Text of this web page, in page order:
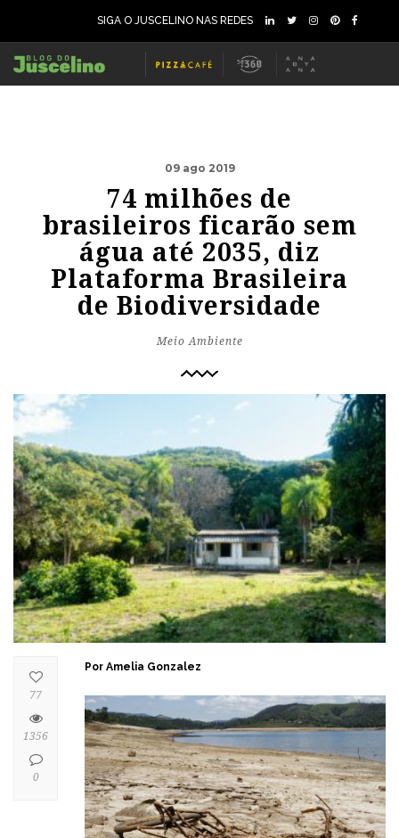
SIGA O JUSCELINO NAS REDES
09 ago 2019
74 milhões de
brasileiros ficarão sem
água até 2035, diz
Plataforma Brasileira
de Biodiversidade
Meio Ambiente
Por Amelia Gonzalez
77
1356
0